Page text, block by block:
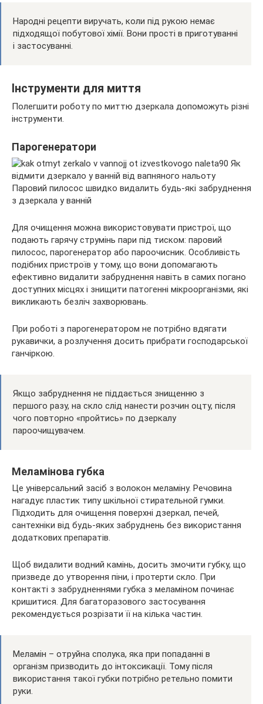
Народні рецепти виручать, коли під рукою немає
підходящої побутової хімії. Вони прості в приготуванні
і застосуванні.
Інструменти для миття
Полегшити роботу по миттю дзеркала допоможуть різні
інструменти.
Парогенератори
Паровий пилосос швидко видалить будь-які забруднення
з дзеркала у ванній
Для очищення можна використовувати пристрої, що
подають гарячу струмінь пари під тиском: паровий
пилосос, парогенератор або пароочисник. Особливість
подібних пристроїв у тому, що вони допомагають
ефективно видалити забруднення навіть в самих погано
доступних місцях і знищити патогенні мікроорганізми, які
викликають безліч захворювань.
При роботі з парогенератором не потрібно вдягати
рукавички, а розлучення досить прибрати господарської
ганчіркою.
Якщо забруднення не піддається знищенню з
першого разу, на скло слід нанести розчин оцту, після
чого повторно «пройтись» по дзеркалу
пароочищувачем.
Меламінова губка
Це універсальний засіб з волокон меламіну. Речовина
нагадує пластик типу шкільної стирательной гумки.
Підходить для очищення поверхні дзеркал, печей,
сантехніки від будь-яких забруднень без використання
додаткових препаратів.
Щоб видалити водний камінь, досить змочити губку, що
призведе до утворення піни, і протерти скло. При
контакті з забрудненнями губка з меламіном починає
кришитися. Для багаторазового застосування
рекомендується розрізати її на кілька частин.
Меламін – отруйна сполука, яка при попаданні в
організм призводить до інтоксикації. Тому після
використання такої губки потрібно ретельно помити
руки.